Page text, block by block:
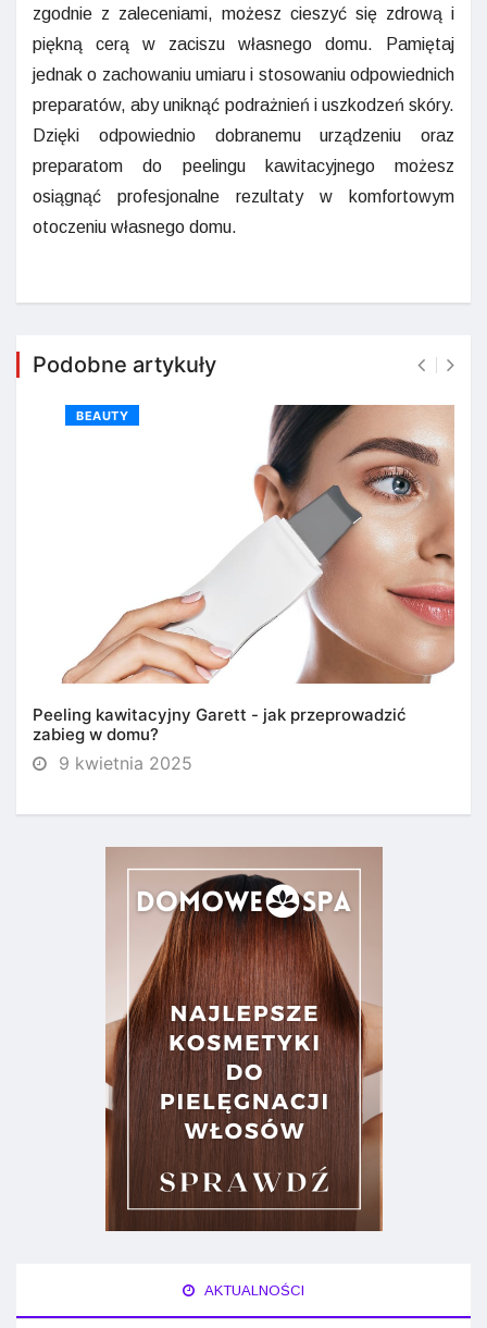
zgodnie z zaleceniami, możesz cieszyć się zdrową i
piękną cerą w zaciszu własnego domu. Pamiętaj
jednak o zachowaniu umiaru i stosowaniu odpowiednich
preparatów, aby uniknąć podrażnień i uszkodzeń skóry.
Dzięki odpowiednio dobranemu urządzeniu oraz
preparatom do peelingu kawitacyjnego możesz
osiągnąć profesjonalne rezultaty w komfortowym
otoczeniu własnego domu.
Podobne artykuły
BEAUTY
Peeling kawitacyjny Garett - jak przeprowadzić
zabieg w domu?
9 kwietnia 2025
AKTUALNOŚCI